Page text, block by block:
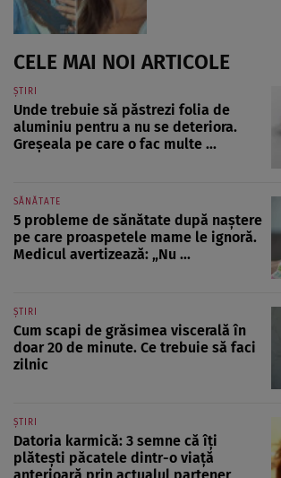
CELE MAI NOI ARTICOLE
ȘTIRI
Unde trebuie să păstrezi folia de
aluminiu pentru a nu se deteriora.
Greșeala pe care o fac multe ...
SĂNĂTATE
5 probleme de sănătate după naștere
pe care proaspetele mame le ignoră.
Medicul avertizează: „Nu ...
ȘTIRI
Cum scapi de grăsimea viscerală în
doar 20 de minute. Ce trebuie să faci
zilnic
ȘTIRI
Datoria karmică: 3 semne că îți
plătești păcatele dintr-o viață